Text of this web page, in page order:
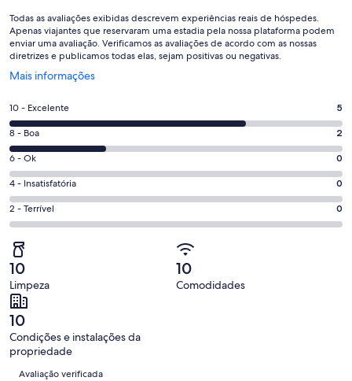
Todas as avaliações exibidas descrevem experiências reais de hóspedes.
Apenas viajantes que reservaram uma estadia pela nossa plataforma podem
enviar uma avaliação. Verificamos as avaliações de acordo com as nossas
diretrizes e publicamos todas elas, sejam positivas ou negativas.
Mais informações
Abre
uma
nova
janela
Nota
10
-
Excelente.
5
de
7
avaliações
10 - Excelente 5
Nota
8
-
Boa.
2
de
avaliações
8 - Boa 2
Nota
6
-
Ok.
0
de
7
avaliações
6 - Ok 0
Nota
4
-
0
de
7
avaliações
4 - Insatisfatória 0
Nota
2
-
Terrível.
0
de
7
avaliações
2 - Terrível 0
10
Limpeza
10
Comodidades
10
Condições e instalações da
propriedade
Avaliações
Avaliação verificada